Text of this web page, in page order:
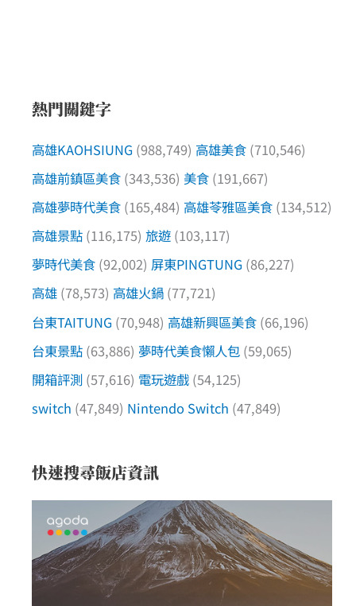
熱門關鍵字
高雄KAOHSIUNG (988,749) 高雄美食 (710,546)
高雄前鎮區美食 (343,536) 美食 (191,667)
高雄夢時代美食 (165,484) 高雄苓雅區美食 (134,512)
高雄景點 (116,175) 旅遊 (103,117)
夢時代美食 (92,002) 屏東PINGTUNG (86,227)
高雄 (78,573) 高雄火鍋 (77,721)
台東TAITUNG (70,948) 高雄新興區美食 (66,196)
台東景點 (63,886) 夢時代美食懶人包 (59,065)
開箱評測 (57,616) 電玩遊戲 (54,125)
switch (47,849) Nintendo Switch (47,849)
快速搜尋飯店資訊